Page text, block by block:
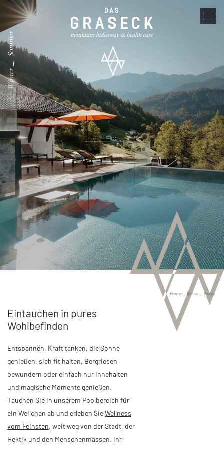
Winter
Sommer
Home Relax Pools
Eintauchen in pures
Wohlbefinden
Entspannen, Kraft tanken, die Sonne
genießen, sich fit halten, Bergriesen
bewundern oder einfach nur innehalten
und magische Momente genießen.
Tauchen Sie in unserem Poolbereich für
ein Weilchen ab und erleben SieWellness
vom Feinsten, weit weg von der Stadt, der
Hektik und den Menschenmassen. Ihr